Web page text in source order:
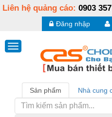
Liên hệ quảng cáo: 0903
Đăng nhập
Sản phẩm Nhà cung